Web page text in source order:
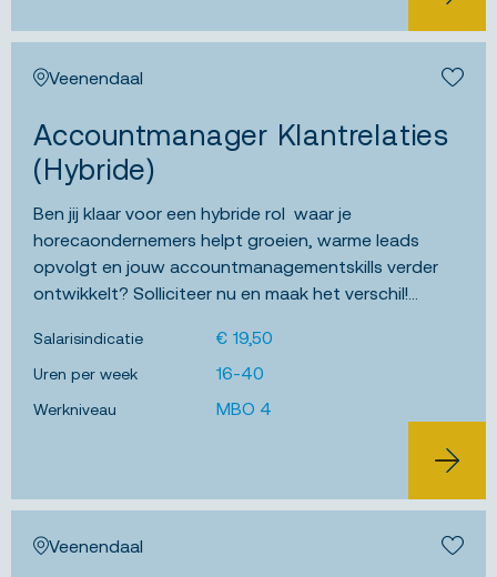
Veenendaal
Accountmanager Klantrelaties
(Hybride)
Ben jij klaar voor een hybride rol waar je
horecaondernemers helpt groeien, warme leads
opvolgt en jouw accountmanagementskills verder
ontwikkelt? Solliciteer nu en maak het verschil!...
Salarisindicatie € 19,50
Uren per week 16-40
Werkniveau MBO 4
BEKIJK
Veenendaal